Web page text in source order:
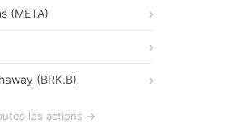
(META)
(BRK.B)
les actions →